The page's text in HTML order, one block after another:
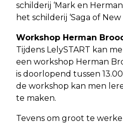
schilderij ‘Mark en
het schilderij ‘Saga of New
Workshop Herman
Tijdens LelySTART kan
een workshop Herman
is doorlopend tussen
de workshop kan men
te maken.
Tevens om groot te